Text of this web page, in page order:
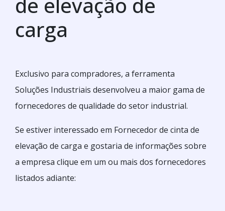
carga
Exclusivo para compradores, a ferramenta
Soluções Industriais desenvolveu a maior gama de
fornecedores de qualidade do setor industrial.
Se estiver interessado em Fornecedor de cinta de
elevação de carga e gostaria de informações sobre
a empresa clique em um ou mais dos fornecedores
listados adiante: